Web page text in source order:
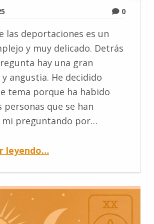
0
las deportaciones es un
y muy delicado. Detrás
hay una gran
angustia. He decidido
tema porque ha habido
personas que se han
mi preguntando por…
leyendo…